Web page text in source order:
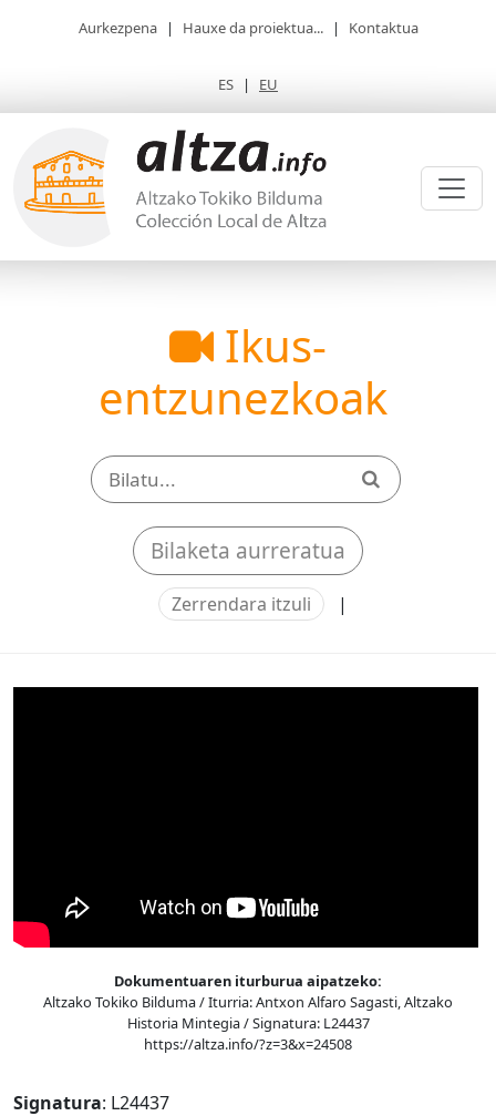
Aurkezpena | Hauxe da proiektua... | Kontaktua
ES | EU
Ikus-
entzunezkoak
Bilaketa aurreratua
Zerrendara itzuli |
Dokumentuaren iturburua aipatzeko:
Altzako Tokiko Bilduma / Iturria: Antxon Alfaro Sagasti, Altzako
Historia Mintegia / Signatura: L24437
https://altza.info/?z=3&x=24508
Signatura: L24437